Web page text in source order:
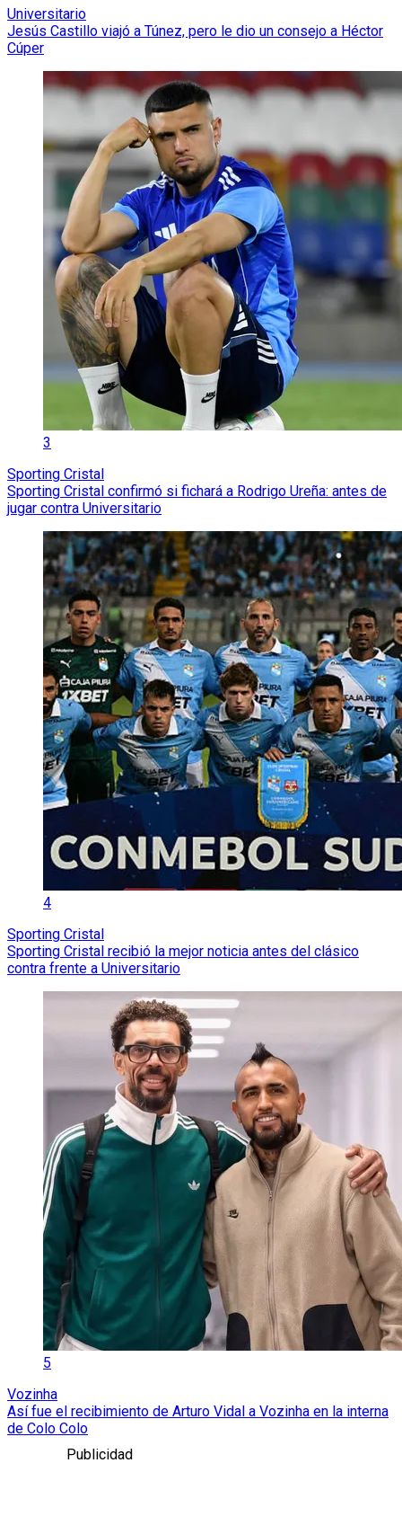
Universitario
Jesús Castillo viajó a Túnez, pero le dio un consejo a Héctor
Cúper
3
Sporting Cristal
Sporting Cristal confirmó si fichará a Rodrigo Ureña: antes de
jugar contra Universitario
4
Sporting Cristal
Sporting Cristal recibió la mejor noticia antes del clásico
contra frente a Universitario
5
Vozinha
Así fue el recibimiento de Arturo Vidal a Vozinha en la interna
de Colo Colo
Publicidad